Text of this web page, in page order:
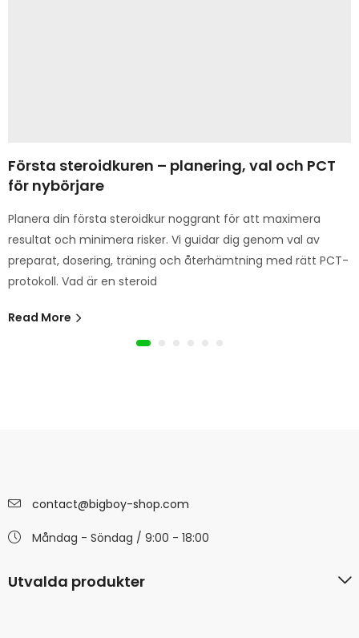
Första steroidkuren – planering, val och PCT
för nybörjare
Planera din första steroidkur noggrant för att maximera
resultat och minimera risker. Vi guidar dig genom val av
preparat, dosering, träning och återhämtning med rätt PCT-
protokoll. Vad är en steroid
Read More
contact@bigboy-shop.com
Måndag - Söndag / 9:00 - 18:00
Utvalda produkter